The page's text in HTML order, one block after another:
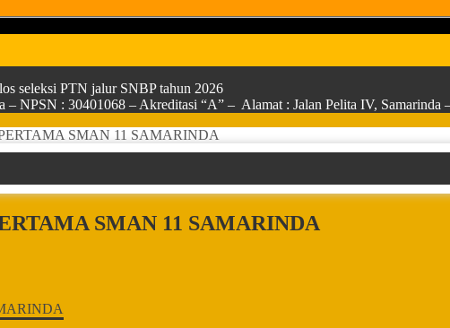
seleksi PTN jalur SNBP tahun 2026
– NPSN : 30401068 – Akreditasi “A” – Alamat : Jalan Pelita IV, Samarinda
SMAN 11 SAMARINDA
SMAN 11 SAMARINDA